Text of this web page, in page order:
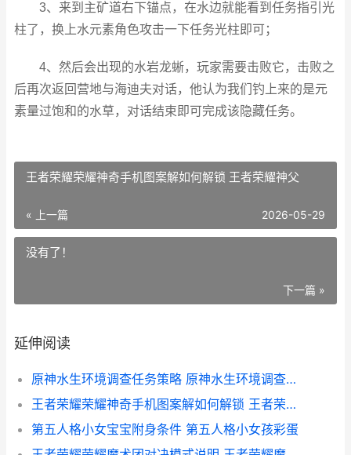
3、来到主矿道右下锚点，在水边就能看到任务指引光
柱了，换上水元素角色攻击一下任务光柱即可；
4、然后会出现的水岩龙蜥，玩家需要击败它，击败之
后再次返回营地与海迪夫对话，他认为我们钓上来的是元
素量过饱和的水草，对话结束即可完成该隐藏任务。
王者荣耀荣耀神奇手机图案解如何解锁 王者荣耀神父
« 上一篇 2026-05-29
没有了！
下一篇 »
延伸阅读
原神水生环境调查任务策略 原神水生环境调查我钓鱼完怎么没有奇怪的物件
王者荣耀荣耀神奇手机图案解如何解锁 王者荣耀神父
第五人格小女宝宝附身条件 第五人格小女孩彩蛋